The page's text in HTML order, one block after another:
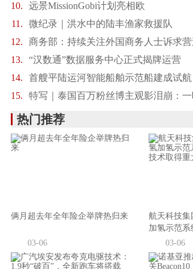
10. 远景MissionGobi计划亮相欧
11. 微纪录｜洪水中的陆丰渔家救援队
12. 商务部：持续关注外国商务人士诉求营
13. “汉数通”数据服务中心正式揭牌运营
14. 首艘平陆运河智能船舶示范船建成试航
15. 特写｜泰国百万粉丝博主观影泪崩：
热门推荐
俩月超去年全年险企举牌热归来
03-06
航天科技集
加氢示范系
03-06